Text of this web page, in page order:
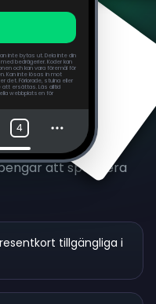
inte bytas ut. Dela inte din
bedrägerier. Koder kan
och kan vara föremål för
Kan inte lösas in mot
det. Förlorade, stulna eller
att ersättas. Läs alltid
webbplatsen för
4
vi får om att
att spendera
tillgängliga i